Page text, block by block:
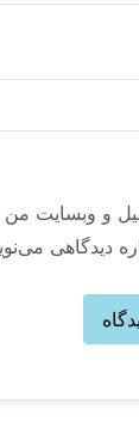
و وبسایت
دیدگاهی